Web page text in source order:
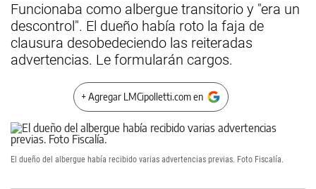
Funcionaba como albergue transitorio y "era un
descontrol". El dueño había roto la faja de
clausura desobedeciendo las reiteradas
advertencias. Le formularán cargos.
+ Agregar LMCipolletti.com en
El dueño del albergue había recibido varias advertencias previas. Foto Fiscalía.